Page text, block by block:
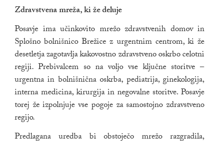
Zdravstvena mreža, ki že deluje
Posavje ima učinkovito mrežo zdravstvenih domov in
Splošno bolnišnico Brežice z urgentnim centrom, ki že
desetletja zagotavlja kakovostno zdravstveno oskrbo celotni
regiji. Prebivalcem so na voljo vse ključne storitve –
urgentna in bolnišnična oskrba, pediatrija, ginekologija,
interna medicina, kirurgija in negovalne storitve. Posavje
torej že izpolnjuje vse pogoje za samostojno zdravstveno
regijo.
Predlagana uredba bi obstoječo mrežo razgradila,